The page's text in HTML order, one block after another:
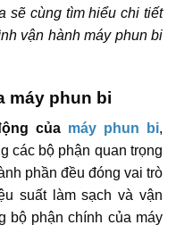
sẽ cùng tìm hiểu chi tiết
vận hành máy phun bi
máy phun bi
của máy phun bi,
các bộ phận quan trọng
phần đều đóng vai trò
suất làm sạch và vận
bộ phận chính của máy